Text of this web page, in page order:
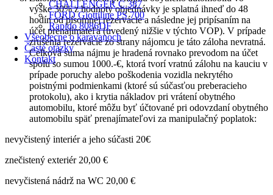
CHALLENGER C 387
FORD Giottiline PS 700
Rapido 8086DF
Všeobecne o karavanoch
Časté otázky
Kontakt
výške 30% z hodnoty objednávky je splatná ihneď do 48
hodín od písomnej rezervácie a následne jej pripísaním na
účet prenajímateľa (uvedený nižšie v týchto VOP). V prípade
zrušenia rezervácie zo strany nájomcu je táto záloha nevratná.
Celková suma nájmu je hradená rovnako prevodom na účet
spolu so sumou 1000.-€, ktorá tvorí vratnú zálohu na kauciu v
prípade poruchy alebo poškodenia vozidla nekrytého
poistnými podmienkami (ktoré sú súčasťou preberacieho
protokolu), ako i krytia nákladov pri vrátení obytného
automobilu, ktoré môžu byť účtované pri odovzdaní obytného
automobilu späť prenajímateľovi za manipulačný poplatok:
nevyčistený interiér a jeho súčasti 20€
znečistený exteriér 20,00 €
nevyčistená nádrž na WC 20,00 €